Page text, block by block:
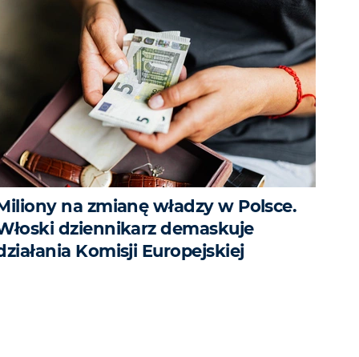
na zmianę władzy w Polsce.
dziennikarz demaskuje
Komisji Europejskiej